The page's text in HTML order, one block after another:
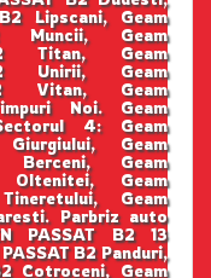
Lipscani, Geam
Muncii, Geam
Titan, Geam
Unirii, Geam
Vitan, Geam
Noi. Geam
4: Geam
Geam
Berceni, Geam
Oltenitei, Geam
Geam
Parbriz auto
PASSAT B2 13
B2 Panduri,
Cotroceni, Geam